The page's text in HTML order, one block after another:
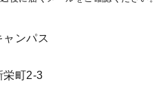
ンパス
栄町2-3